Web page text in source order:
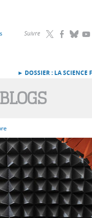
Suivre
► DOSSIER : LA SCIENCE